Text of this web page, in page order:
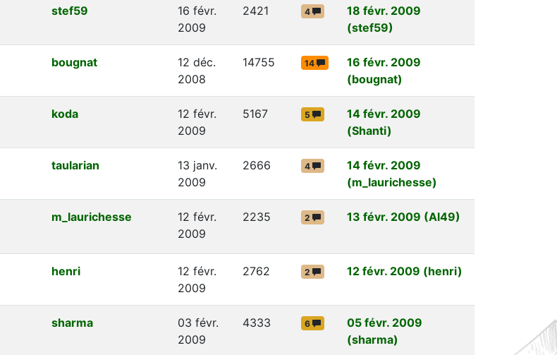
stef59
16 févr.
2009
2421 4
18 févr. 2009
(stef59)
bougnat
12 déc.
2008
14755 14
16 févr. 2009
(bougnat)
koda
12 févr.
2009
5167 5
14 févr. 2009
(Shanti)
taularian
13 janv.
2009
2666 4
14 févr. 2009
(m_laurichesse)
m_laurichesse
12 févr.
2009
2235 2 13 févr. 2009 (Al49)
henri
12 févr.
2009
2762 2 12 févr. 2009 (henri)
sharma
03 févr.
2009
4333 6
05 févr. 2009
(sharma)